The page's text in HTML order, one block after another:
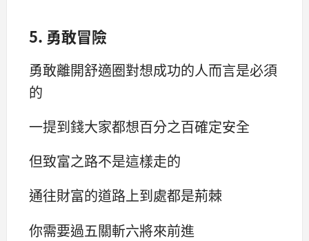
5. 勇敢冒險
勇敢離開舒適圈對想成功的人而言是必須
的
一提到錢大家都想百分之百確定安全
但致富之路不是這樣走的
通往財富的道路上到處都是荊棘
你需要過五關斬六將來前進